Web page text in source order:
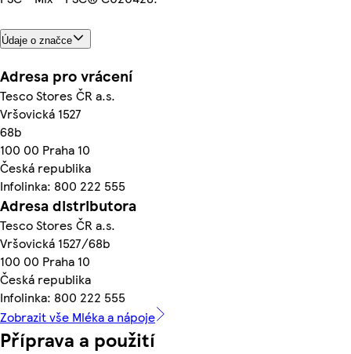
Údaje o značce
Adresa pro vrácení
Tesco Stores ČR a.s.
Vršovická 1527
68b
100 00 Praha 10
Česká republika
Infolinka: 800 222 555
Adresa distributora
Tesco Stores ČR a.s.
Vršovická 1527/68b
100 00 Praha 10
Česká republika
Infolinka: 800 222 555
Zobrazit vše Mléka a nápoje
Příprava a použití